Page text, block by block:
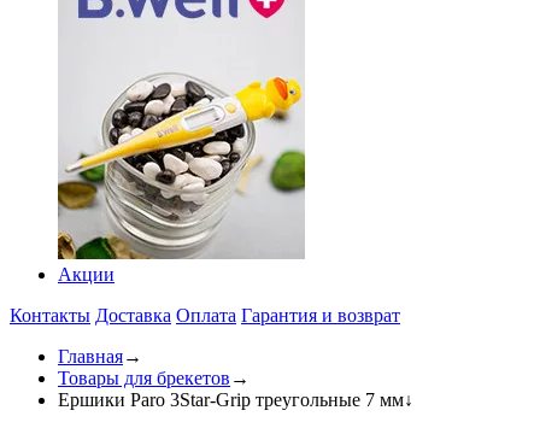
Акции
Контакты Доставка Оплата Гарантия и возврат
Главная→
Товары для брекетов →
Ершики Paro 3Star-Grip треугольные 7 мм↓